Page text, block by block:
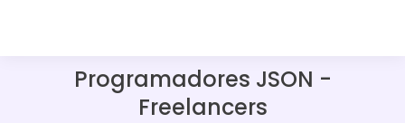
Programadores JSON -
Freelancers